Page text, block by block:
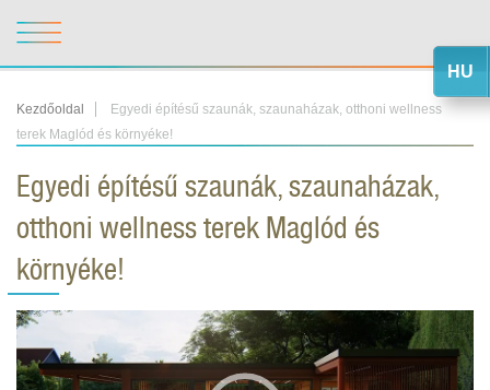
Kezdőoldal
Egyedi építésű szaunák, szaunaházak, otthoni wellness
terek Maglód és környéke!
Egyedi építésű szaunák, szaunaházak,
otthoni wellness terek Maglód és
környéke!
HU